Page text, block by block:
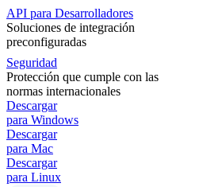
API para Desarrolladores
Soluciones de integración
preconfiguradas
Seguridad
Protección que cumple con las
normas internacionales
Descargar
para Windows
Descargar
para Mac
Descargar
para Linux